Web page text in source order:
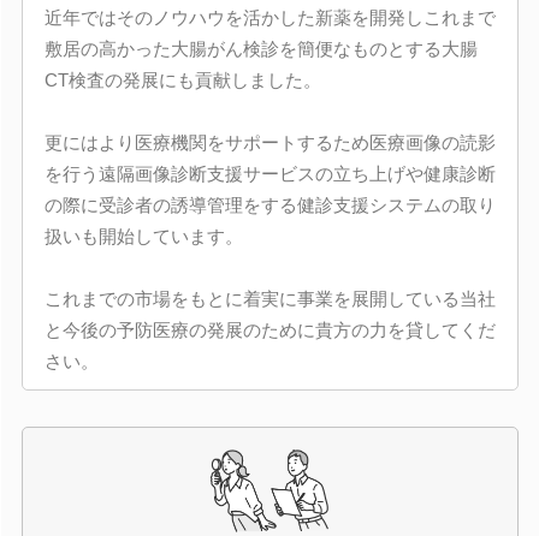
近年ではそのノウハウを活かした新薬を開発しこれまで
敷居の高かった大腸がん検診を簡便なものとする大腸
CT検査の発展にも貢献しました。
更にはより医療機関をサポートするため医療画像の読影
を行う遠隔画像診断支援サービスの立ち上げや健康診断
の際に受診者の誘導管理をする健診支援システムの取り
扱いも開始しています。
これまでの市場をもとに着実に事業を展開している当社
と今後の予防医療の発展のために貴方の力を貸してくだ
さい。